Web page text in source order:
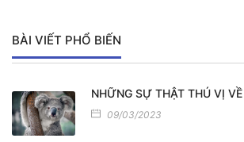
BÀI VIẾT PHỔ BIẾN
NHỮNG SỰ THẬT THÚ VỊ
09/03/2023